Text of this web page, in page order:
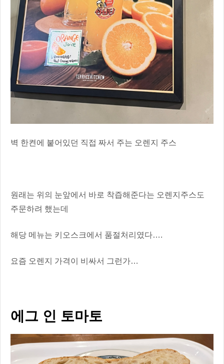
벽 한켠에 붙어있던 직접 짜서 주는 오렌지 주스
원래는 위의 눈앞에서 바로 착즙해준다는 오렌지주스도
주문하려 했는데
해당 메뉴는 키오스크에서 품절처리였다….
요즘 오렌지 가격이 비싸서 그런가…
에그 인 토마토